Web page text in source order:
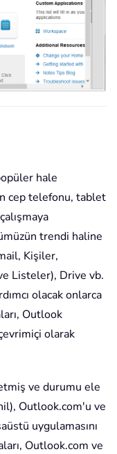
hale
cep telefonu, tablet
trendi haline
Kişiler,
Listeler), Drive vb.
olacak onlarca
Outlook
olarak
ve durumu ele
Outlook.com'u ve
uygulamasını
Outlook.com ve